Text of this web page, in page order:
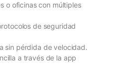
o oficinas con múltiples
de seguridad
sin pérdida de velocidad.
a través de la app